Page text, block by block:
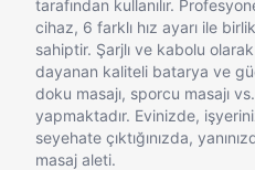
tarafından kullanılır.
cihaz, 6 farklı hız ayarı ile
sahiptir. Şarjlı ve kabolu
dayanan kaliteli batarya ve
doku masajı, sporcu masajı
yapmaktadır. Evinizde,
seyehate çıktığınızda,
masaj aleti.